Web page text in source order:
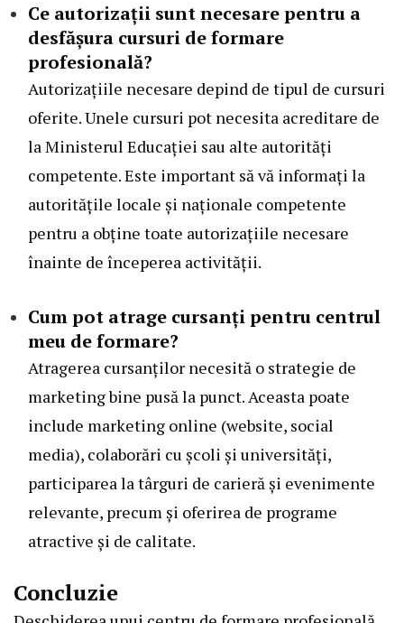
Ce autorizații sunt necesare pentru a
desfășura cursuri de formare
profesională?
Autorizațiile necesare depind de tipul de cursuri
oferite. Unele cursuri pot necesita acreditare de
la Ministerul Educației sau alte autorități
competente. Este important să vă informați la
autoritățile locale și naționale competente
pentru a obține toate autorizațiile necesare
înainte de începerea activității.
Cum pot atrage cursanți pentru centrul
meu de formare?
Atragerea cursanților necesită o strategie de
marketing bine pusă la punct. Aceasta poate
include marketing online (website, social
media), colaborări cu școli și universități,
participarea la târguri de carieră și evenimente
relevante, precum și oferirea de programe
atractive și de calitate.
Concluzie